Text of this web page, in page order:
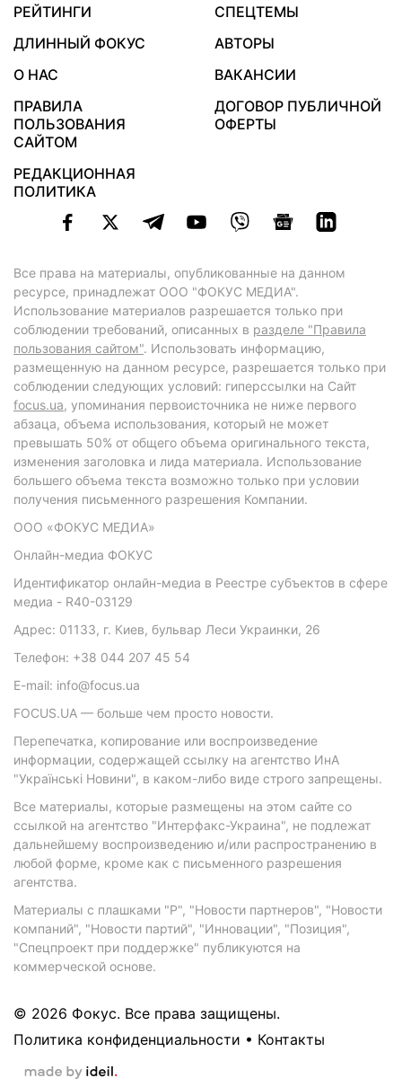
РЕЙТИНГИ
СПЕЦТЕМЫ
ДЛИННЫЙ ФОКУС
АВТОРЫ
О НАС
ВАКАНСИИ
ПРАВИЛА
ПОЛЬЗОВАНИЯ
САЙТОМ
ДОГОВОР ПУБЛИЧНОЙ
ОФЕРТЫ
РЕДАКЦИОННАЯ
ПОЛИТИКА
Все права на материалы, опубликованные на данном
ресурсе, принадлежат ООО "ФОКУС МЕДИА".
Использование материалов разрешается только при
соблюдении требований, описанных в разделе "Правила
пользования сайтом". Использовать информацию,
размещенную на данном ресурсе, разрешается только при
соблюдении следующих условий: гиперссылки на Сайт
focus.ua, упоминания первоисточника не ниже первого
абзаца, объема использования, который не может
превышать 50% от общего объема оригинального текста,
изменения заголовка и лида материала. Использование
большего объема текста возможно только при условии
получения письменного разрешения Компании.
ООО «ФОКУС МЕДИА»
Онлайн-медиа ФОКУС
Идентификатор онлайн-медиа в Реестре субъектов в сфере
медиа - R40-03129
Адрес: 01133, г. Киев, бульвар Леси Украинки, 26
Телефон: +38 044 207 45 54
E-mail: info@focus.ua
FOCUS.UA — больше чем просто новости.
Перепечатка, копирование или воспроизведение
информации, содержащей ссылку на агентство ИнА
"Українські Новини", в каком-либо виде строго запрещены.
Все материалы, которые размещены на этом сайте со
ссылкой на агентство "Интерфакс-Украина", не подлежат
дальнейшему воспроизведению и/или распространению в
любой форме, кроме как с письменного разрешения
агентства.
Материалы с плашками "Р", "Новости партнеров", "Новости
компаний", "Новости партий", "Инновации", "Позиция",
"Спецпроект при поддержке" публикуются на
коммерческой основе.
© 2026 Фокус. Все права защищены.
Политика конфиденциальности • Контакты